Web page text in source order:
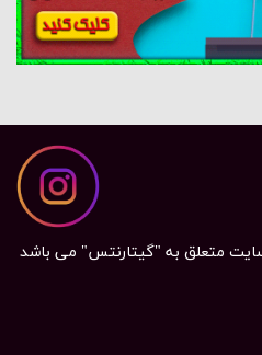
متعلق به "گیتارنتس" می باشد